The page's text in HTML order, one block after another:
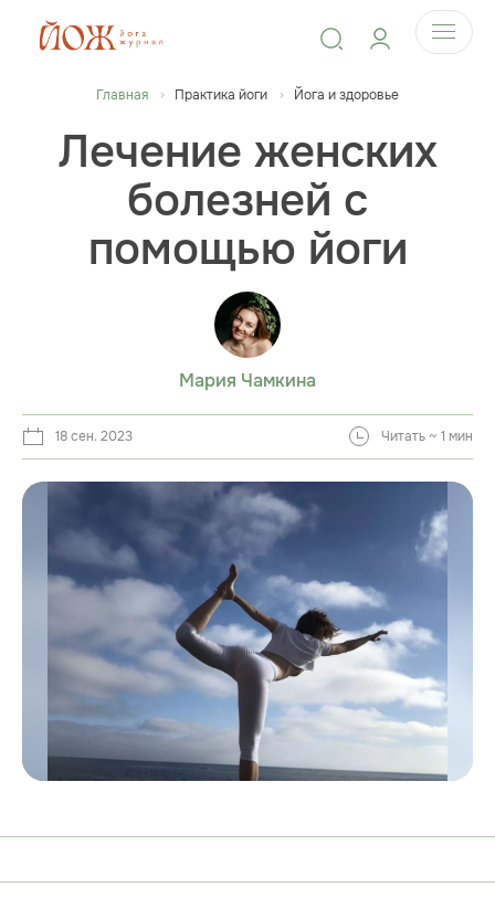
Главная Практика йоги Йога и здоровье
Лечение женских
болезней с
помощью йоги
Мария Чамкина
18 сен. 2023 Читать ~ 1 мин